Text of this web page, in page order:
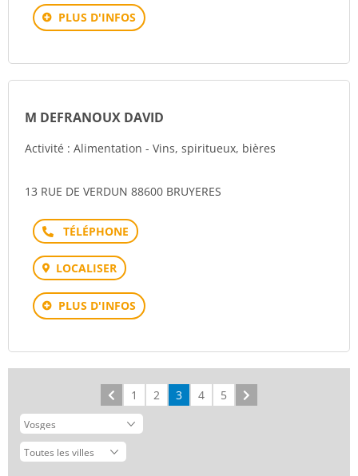
PLUS D'INFOS
M DEFRANOUX DAVID
Activité : Alimentation - Vins, spiritueux, bières
13 RUE DE VERDUN 88600 BRUYERES
Téléphone
LOCALISER
PLUS D'INFOS
Précédent
1 2 3 4 5